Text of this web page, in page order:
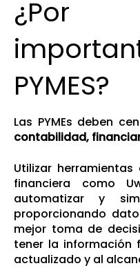
¿Por
PYMES?
Las PYMEs deben
contabilidad,
Utilizar
financiera como
automatizar y
proporcionando
mejor toma de
tener la información
actualizado y al